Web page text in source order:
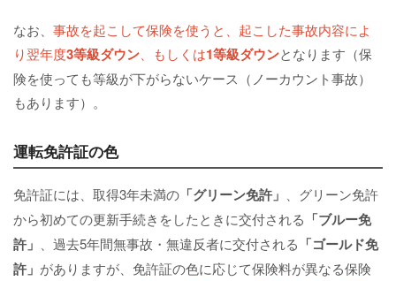
なお、 事故を起こして保険を使うと、起こした事故内容によ
り翌年度3等級ダウン 、もしくは1等級ダウンとなります（保
険を使っても等級が下がらないケース（ノーカウント事故）
もあります）。
運転免許証の色
免許証には、取得3年未満の 「グリーン免許」
、グリーン免許
から初めての更新手続きをしたときに交付される 「ブルー免
許」
、過去5年間無事故・無違反者に交付される 「ゴールド免
許」 がありますが、免許証の色に応じて保険料が異なる保険